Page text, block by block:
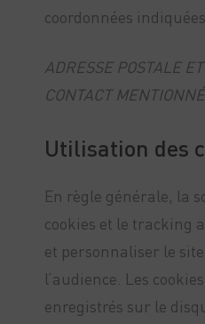
coordonnées
ADRESSE POSTALE
CONTACT
Utilisation des
En règle générale, la
cookies et le tracking
et personnaliser le
l’audience. Les
enregistrés sur le